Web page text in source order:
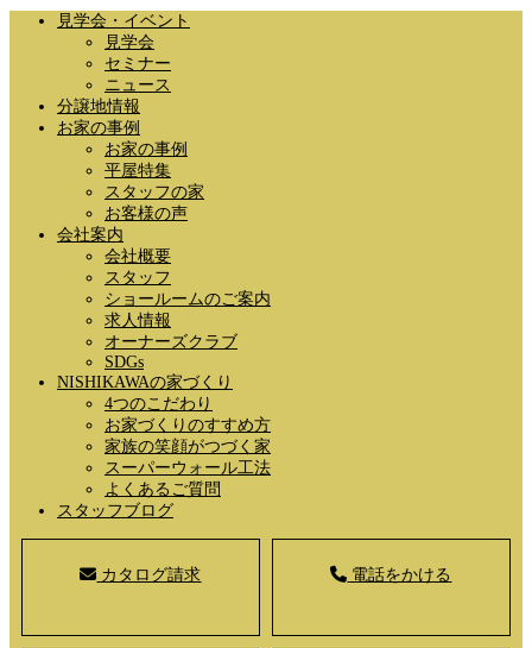
見学会・イベント
見学会
セミナー
ニュース
分譲地情報
お家の事例
お家の事例
平屋特集
スタッフの家
お客様の声
会社案内
会社概要
スタッフ
ショールームのご案内
求人情報
オーナーズクラブ
SDGs
NISHIKAWAの家づくり
4つのこだわり
お家づくりのすすめ方
家族の笑顔がつづく家
スーパーウォール工法
よくあるご質問
スタッフブログ
カタログ請求 電話をかける